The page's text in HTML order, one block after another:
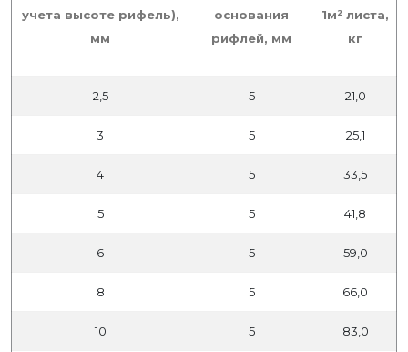
учета высоте рифель),
мм
основания
рифлей, мм
1м² листа,
кг
2,5 5 21,0
3 5 25,1
4 5 33,5
5 5 41,8
6 5 59,0
8 5 66,0
10 5 83,0